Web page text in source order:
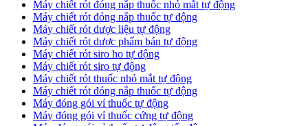
​Máy chiết rót đóng nắp thuốc nhỏ mắt tự động
​Máy chiết rót đóng nắp thuốc tự động
​Máy chiết rót dược liệu tự động
Máy chiết rót dược phẩm bán tự động
​Máy chiết rót siro ho tự động
​Máy chiết rót siro tự động
​Máy chiết rót thuốc nhỏ mắt tự động
​Máy chiết rót đóng nắp thuốc tự động
​Máy đóng gói vỉ thuốc tự động
Máy đóng gói vỉ thuốc cứng tự động